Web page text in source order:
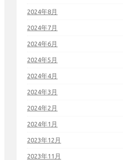
2024年8月
2024年7月
2024年6月
2024年5月
2024年4月
2024年3月
2024年2月
2024年1月
2023年12月
2023年11月